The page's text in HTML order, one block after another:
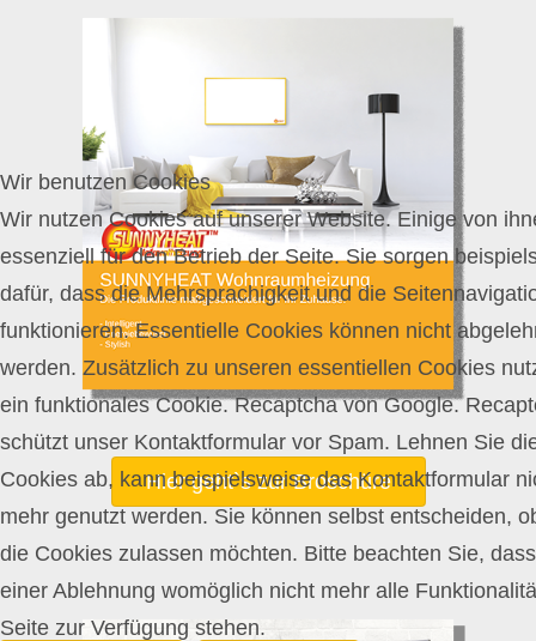
Hier geht`s zur Broschüre
Wir benutzen Cookies
Wir nutzen Cookies auf unserer Website. Einige von
essenziell für den Betrieb der Seite. Sie sorgen
dafür, dass die Mehrsprachigkeit und die
funktionieren. Essentielle Cookies können nicht
werden. Zusätzlich zu unseren essentiellen Cookies
ein funktionales Cookie. Recaptcha von Google.
schützt unser Kontaktformular vor Spam. Lehnen Sie
Cookies ab, kann beispielsweise das Kontaktformular
mehr genutzt werden. Sie können selbst entscheiden,
die Cookies zulassen möchten. Bitte beachten Sie,
einer Ablehnung womöglich nicht mehr alle
Seite zur Verfügung stehen.